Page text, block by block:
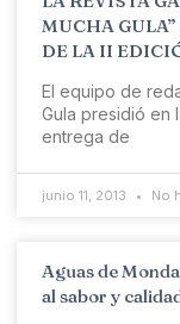
MUCHA
DE LA II
El equipo de
Gula presidió en
entrega de
junio 11, 2013 No
Aguas de
al sabor y